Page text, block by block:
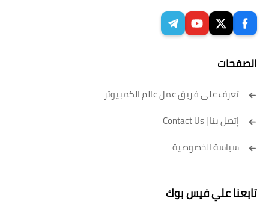
الصفحات
تعرف على فريق عمل عالم الكمبيوتر
إتصل بنا | Contact Us
سياسة الخصوصية
تابعنا علي فيس بوك